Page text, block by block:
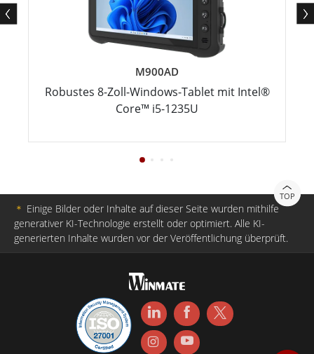
M900AD
Robustes 8-Zoll-Windows-Tablet mit Intel®
Core™ i5-1235U
TOP
＊ Einige Bilder oder Inhalte auf dieser Seite wurden mithilfe
generativer KI-Technologie erstellt oder optimiert. Alle KI-
generierten Inhalte wurden vor der Veröffentlichung überprüft.